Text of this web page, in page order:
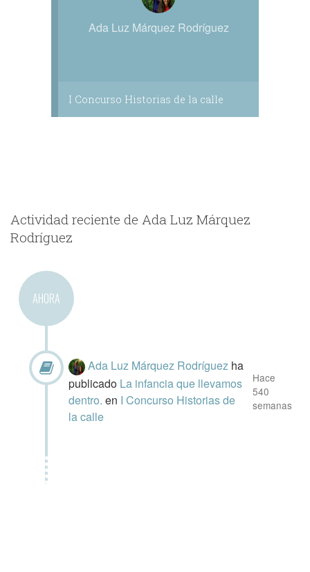
Ada Luz Márquez Rodríguez
I Concurso Historias de la calle
Actividad reciente de Ada Luz Márquez
Rodríguez
AHORA
Ada Luz Márquez Rodríguez ha
publicado La infancia que llevamos
dentro.en I Concurso Historias de
la calle
Hace
540
semanas